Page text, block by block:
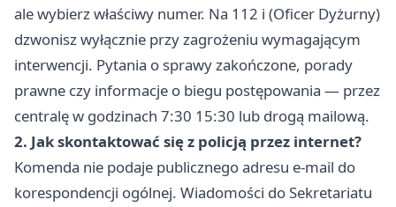
ale wybierz właściwy numer. Na 112 i (Oficer Dyżurny)
dzwonisz wyłącznie przy zagrożeniu wymagającym
interwencji. Pytania o sprawy zakończone, porady
prawne czy informacje o biegu postępowania — przez
centralę w godzinach 7:30 15:30 lub drogą mailową.
2. Jak skontaktować się z policją przez internet?
Komenda nie podaje publicznego adresu e-mail do
korespondencji ogólnej. Wiadomości do Sekretariatu